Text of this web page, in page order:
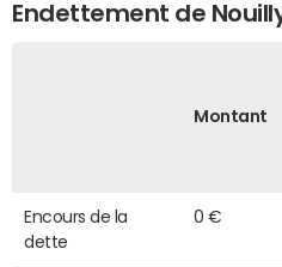
Endettement de
Montant
Encours de la
dette
0 €